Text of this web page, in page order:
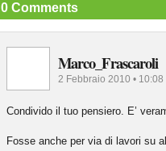
0 Comments
Marco_Frascaroli
2 Febbraio 2010 • 10:08
Condivido il tuo pensiero. E’
Fosse anche per via di lavori su